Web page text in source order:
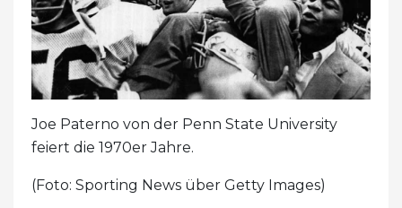
Joe Paterno von der Penn State University
feiert die 1970er Jahre.
(Foto: Sporting News über Getty Images)